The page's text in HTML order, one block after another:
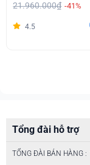
21.960.000₫ -41%
4.5
Tổng đài hỗ trợ
TỔNG ĐÀI BÁN HÀNG :